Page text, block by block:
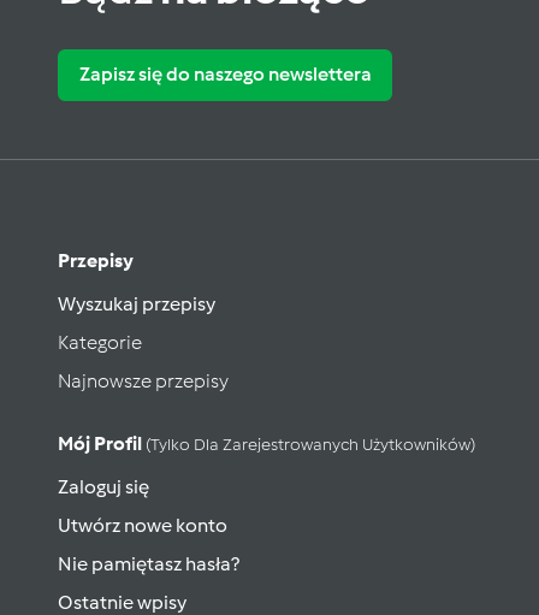
Zapisz się do naszego newslettera
Przepisy
Wyszukaj przepisy
Kategorie
Najnowsze przepisy
Mój Profil (tylko Dla Zarejestrowanych Użytkowników)
Zaloguj się
Utwórz nowe konto
Nie pamiętasz hasła?
Ostatnie wpisy